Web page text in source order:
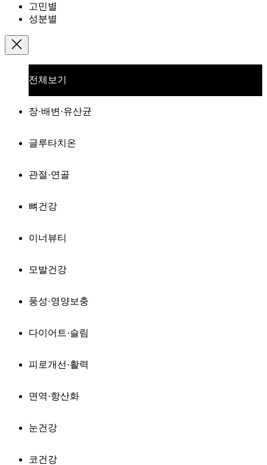
고민별
성분별
전체보기
장·배변·유산균
글루타치온
관절·연골
뼈건강
이너뷰티
모발건강
풍성·영양보충
다이어트·슬림
피로개선·활력
면역·항산화
눈건강
코건강